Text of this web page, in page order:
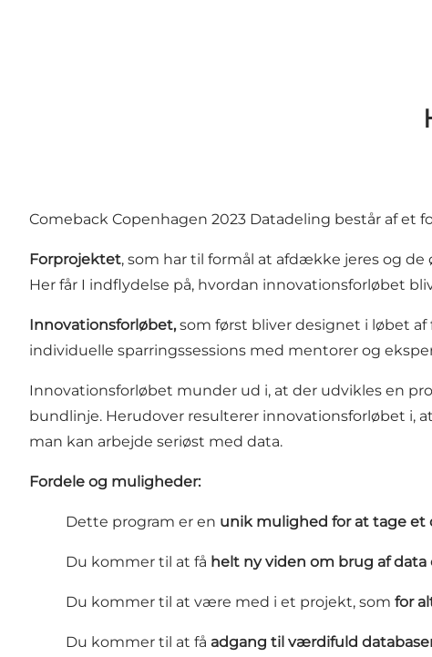
Comeback Copenhagen 2023 Datadeling består af et
Forprojektet, som har til formål at afdække jeres og
Her får I indflydelse på, hvordan innovationsforløbet
Innovationsforløbet, som først bliver designet i løbet
individuelle sparringssessions med mentorer og
Innovationsforløbet munder ud i, at der udvikles en
bundlinje. Herudover resulterer innovationsforløbet i,
man kan arbejde seriøst med data.
Fordele og muligheder:
Dette program er en unik mulighed for at tage
Du kommer til at få helt ny viden om brug af
Du kommer til at være med i et projekt, som for
Du kommer til at få adgang til værdifuld